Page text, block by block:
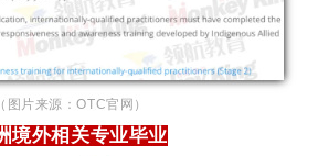
（图片来源：OTC官网）
境外相关专业毕业